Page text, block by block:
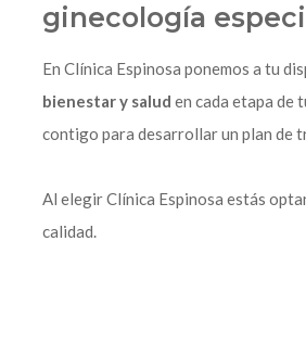
ginecología
En Clínica Espinosa ponemos a tu
bienestar y salud en cada etapa de
contigo para desarrollar un plan de
Al elegir Clínica Espinosa estás
calidad.